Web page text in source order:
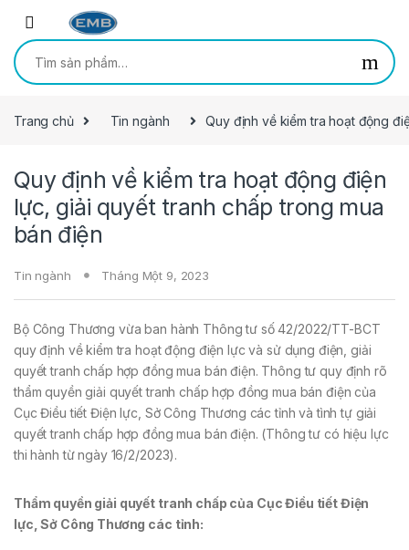
Skip to navigation
Skip to content
Tìm kiếm:
Trang chủ Tin ngành Quy định về kiểm tra hoạt động
Quy định về kiểm tra hoạt động điện
lực, giải quyết tranh chấp trong mua
bán điện
Tin ngành Tháng Một 9, 2023
Bộ Công Thương vừa ban hành Thông tư số 42/2022/TT-BCT
quy định về kiểm tra hoạt động điện lực và sử dụng điện, giải
quyết tranh chấp hợp đồng mua bán điện. Thông tư quy định rõ
thẩm quyền giải quyết tranh chấp hợp đồng mua bán điện của
Cục Điều tiết Điện lực, Sở Công Thương các tỉnh và tình tự giải
quyết tranh chấp hợp đồng mua bán điện. (Thông tư có hiệu lực
thi hành từ ngày 16/2/2023).
Thẩm quyền giải quyết tranh chấp của Cục Điều tiết Điện
lực, Sở Công Thương các tỉnh: